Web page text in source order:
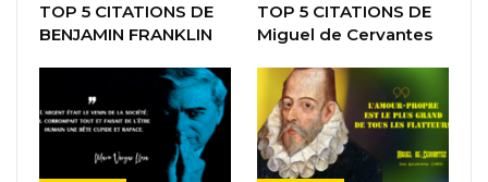
TOP 5 CITATIONS DE
BENJAMIN FRANKLIN
TOP 5 CITATIONS DE
Miguel de Cervantes